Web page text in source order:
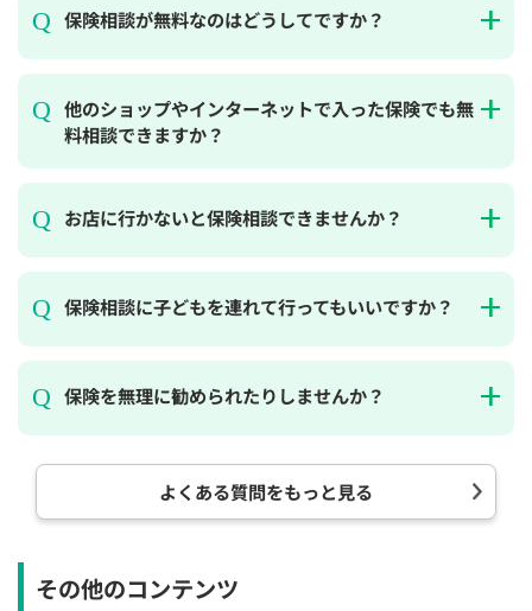
保険相談が無料なのはどうしてですか？
他のショップやインターネットで入った保険でも無
料相談できますか？
お店に行かないと保険相談できませんか？
保険相談に子どもを連れて行ってもいいですか？
保険を無理に勧められたりしませんか？
よくある質問をもっと見る
その他のコンテンツ